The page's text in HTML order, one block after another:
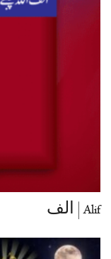
Alif | الف